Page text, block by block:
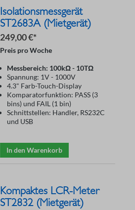
Isolationsmessgerät
ST2683A (Mietgerät)
249,00 €*
Preis pro Woche
Messbereich: 100kΩ - 10TΩ
Spannung: 1V - 1000V
4.3" Farb-Touch-Display
Komparatorfunktion: PASS (3
bins) und FAIL (1 bin)
Schnittstellen: Handler, RS232C
und USB
In den Warenkorb
Kompaktes LCR-Meter
ST2832 (Mietgerät)